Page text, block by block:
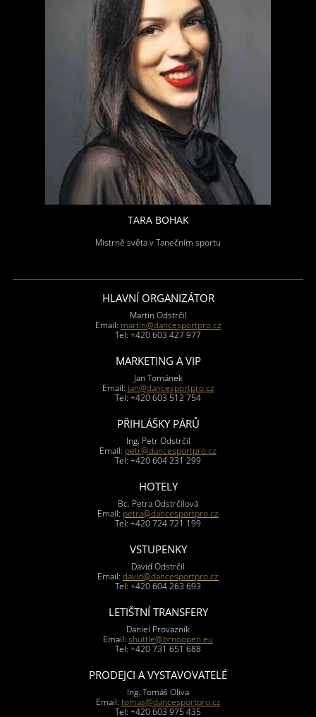
TARA BOHAK
Mistrně světa v Tanečním sportu
HLAVNÍ ORGANIZÁTOR
Martin Odstrčil
Email: martin@dancesportpro.cz
Tel: +420 603 427 977
MARKETING A VIP
Jan Tománek
Email: jan@dancesportpro.cz
Tel: +420 603 512 754
PŘIHLÁŠKY PÁRŮ
Ing. Petr Odstrčil
Email: petr@dancesportpro.cz
Tel: +420 604 231 299
HOTELY
Bc. Petra Odstrčilová
Email: petra@dancesportpro.cz
Tel: +420 724 721 199
VSTUPENKY
David Odstrčil
Email: david@dancesportpro.cz
Tel: +420 604 263 693
LETIŠTNÍ TRANSFERY
Daniel Provazník
Email: shuttle@brnoopen.eu
Tel: +420 731 651 688
PRODEJCI A VYSTAVOVATELÉ
Ing. Tomáš Oliva
Email: tomas@dancesportpro.cz
Tel: +420 603 975 435